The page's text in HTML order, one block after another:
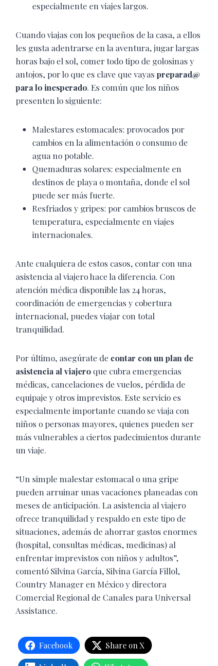
especialmente en viajes largos.
Cuando viajas con los pequeños de la casa, a ellos
les gusta adentrarse en la aventura, jugar largas
horas bajo el sol, comer todo tipo de golosinas y
antojos, por lo que es clave que vayas preparad@
para lo inesperado. Es común que los niños
presenten lo siguiente:
Malestares estomacales: provocados por
cambios en la alimentación o consumo de
agua no potable.
Quemaduras solares: especialmente en
destinos de playa o montaña, donde el sol
puede ser más fuerte.
Resfriados y gripes: por cambios bruscos de
temperatura, especialmente en viajes
internacionales.
Ante cualquiera de estos casos, contar con una
asistencia al viajero hace la diferencia. Con
atención médica disponible las 24 horas,
coordinación de emergencias y cobertura
internacional, puedes viajar con total
tranquilidad.
Por último, asegúrate de contar con un plan de
asistencia al viajero que cubra emergencias
médicas, cancelaciones de vuelos, pérdida de
equipaje y otros imprevistos. Este servicio es
especialmente importante cuando se viaja con
niños o personas mayores, quienes pueden ser
más vulnerables a ciertos padecimientos durante
un viaje.
“Un simple malestar estomacal o una gripe
pueden arruinar unas vacaciones planeadas con
meses de anticipación. La asistencia al viajero
ofrece tranquilidad y respaldo en este tipo de
situaciones, además de ahorrar gastos enormes
(hospital, consultas médicas, medicinas) al
enfrentar imprevistos con niños y adultos”,
comentó Silvina García, Silvina García Fillol,
Country Manager en México y directora
Comercial Regional de Canales para Universal
Assistance.
Facebook Share on X